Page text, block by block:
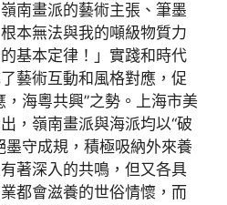
南畫派的藝術主張、筆墨
本無法與我的噸級物質力
基本定律！」實踐和時代
藝術互動和風格對應，促
海粵共興”之勢。上海市美
，嶺南畫派與海派均以“破
墨守成規，積極吸納外來養
著深入的共鳴，但又各具
都會滋養的世俗情懷，而